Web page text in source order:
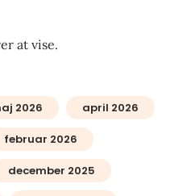
at vise.
2026 april 2026
februar 2026
december 2025